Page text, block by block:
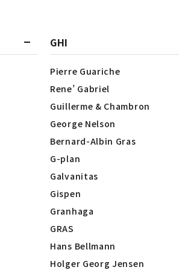
GHI
Pierre Guariche
Rene’ Gabriel
Guillerme & Chambron
George Nelson
Bernard-Albin Gras
G-plan
Galvanitas
Gispen
Granhaga
GRAS
Hans Bellmann
Holger Georg Jensen